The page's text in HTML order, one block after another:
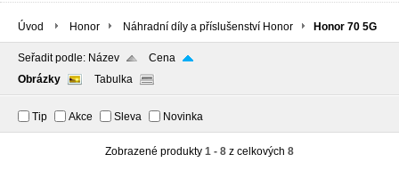
Úvod Honor Náhradní díly a příslušenství Honor Honor 70 5G
Seřadit podle: Název
Cena
Obrázky
Tabulka
Tip Akce Sleva Novinka
Zobrazené produkty 1 - 8 z celkových 8